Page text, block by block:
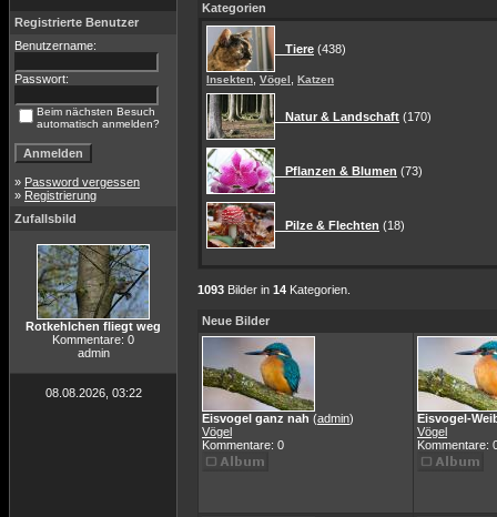
Registrierte Benutzer
Benutzername:
Passwort:
Beim nächsten Besuch
automatisch anmelden?
» Password vergessen
» Registrierung
Zufallsbild
Rotkehlchen fliegt weg
Kommentare: 0
admin
08.08.2026, 03:22
Kategorien
Tiere (438)
Insekten Vögel Katzen
Natur & Landschaft (170)
Pflanzen & Blumen (73)
Pilze & Flechten (18)
1093 Bilder in 14 Kategorien.
Neue Bilder
Eisvogel ganz nah (admin)
Vögel
Kommentare: 0
Eisvogel-
Vögel
Kommentare: